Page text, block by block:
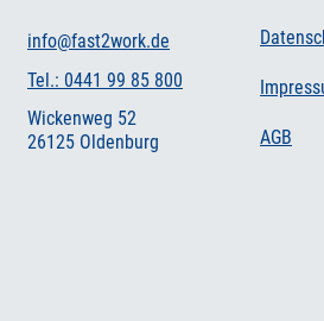
info@fast2work.de
Tel.: 0441 99 85 800
Wickenweg 52
26125 Oldenburg
AGB